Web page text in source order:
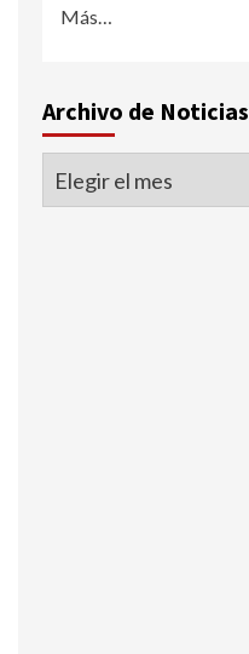
Más…
Archivo de Noticias
Archivo